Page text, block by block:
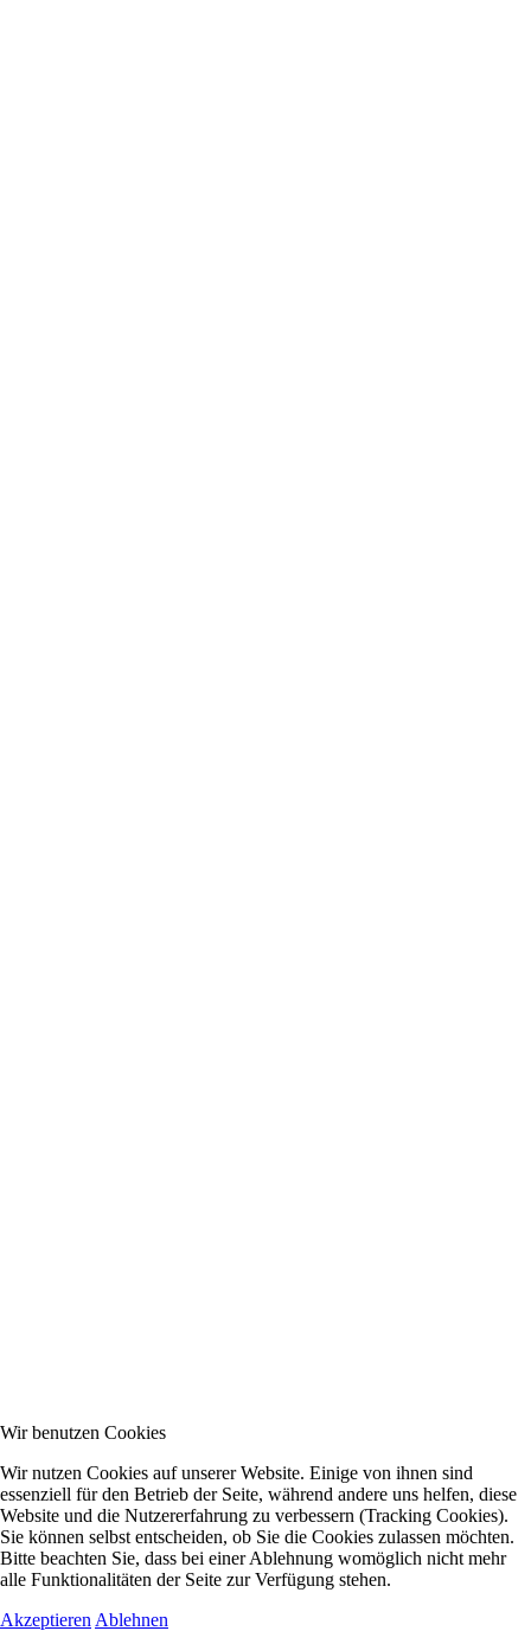
Wir benutzen Cookies
Wir nutzen Cookies auf unserer Website. Einige von ihnen sind
essenziell für den Betrieb der Seite, während andere uns helfen, diese
Website und die Nutzererfahrung zu verbessern (Tracking Cookies).
Sie können selbst entscheiden, ob Sie die Cookies zulassen möchten.
Bitte beachten Sie, dass bei einer Ablehnung womöglich nicht mehr
alle Funktionalitäten der Seite zur Verfügung stehen.
Akzeptieren Ablehnen